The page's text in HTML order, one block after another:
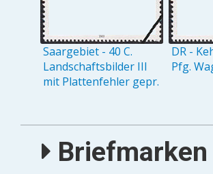
Saargebiet - 40 C.
Landschaftsbilder III
mit Plattenfehler gepr.
DR -
Pfg.